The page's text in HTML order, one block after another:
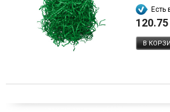
Есть
В